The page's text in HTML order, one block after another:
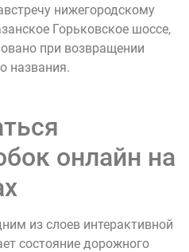
нижегородскому
Горьковское шоссе,
при возвращении
названия.
онлайн на
из слоев интерактивной
состояние дорожного